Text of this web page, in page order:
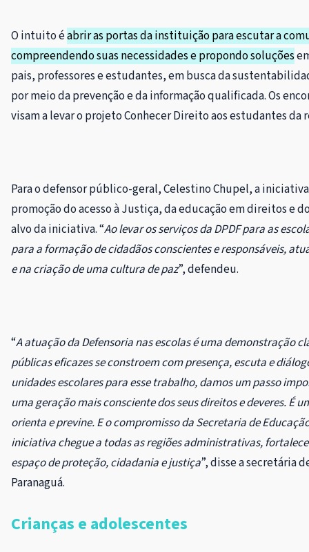
O intuito éabrir as portas da instituição para escutar a
compreendendo suas necessidades e propondo soluções
pais, professores e estudantes, em busca da
por meio da prevenção e da informação qualificada. Os
visam a levar o projeto Conhecer Direito aos estudantes da
Para o defensor público-geral, Celestino Chupel, a
promoção do acesso à Justiça, da educação em direitos e
alvo da iniciativa. “Ao levar os serviços da DPDF para as
para a formação de cidadãos conscientes e responsáveis,
e na criação de uma cultura de paz”, defendeu.
“A atuação da Defensoria nas escolas é uma demonstração
públicas eficazes se constroem com presença, escuta e
unidades escolares para esse trabalho, damos um passo
uma geração mais consciente dos seus direitos e deveres. É
orienta e previne. E o compromisso da Secretaria de
iniciativa chegue a todas as regiões administrativas,
espaço de proteção, cidadania e justiça”, disse a secretária
Paranaguá.
Crianças e adolescentes